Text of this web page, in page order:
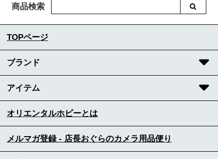
商品検索
TOPページ
ブランド
アイテム
オリエンタルホビーとは
メルマガ登録 - 店長おぐらのカメラ用品便り